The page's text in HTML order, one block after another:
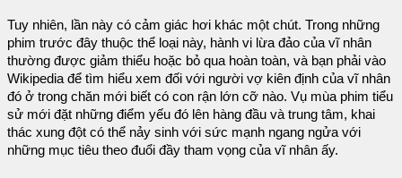
Tuy nhiên, lần này có cảm giác hơi khác một chút. Trong những
phim trước đây thuộc thể loại này, hành vi lừa đảo của vĩ nhân
thường được giảm thiểu hoặc bỏ qua hoàn toàn, và bạn phải vào
Wikipedia để tìm hiểu xem đối với người vợ kiên định của vĩ nhân
đó ở trong chăn mới biết có con rận lớn cỡ nào. Vụ mùa phim tiểu
sử mới đặt những điểm yếu đó lên hàng đầu và trung tâm, khai
thác xung đột có thể nảy sinh với sức mạnh ngang ngửa với
những mục tiêu theo đuổi đầy tham vọng của vĩ nhân ấy.